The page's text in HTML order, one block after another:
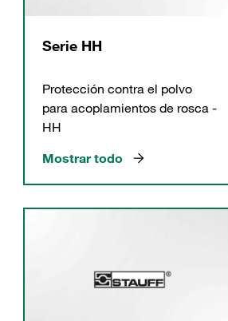
Serie HH
Protección contra el polvo
para acoplamientos de rosca -
HH
Mostrar todo